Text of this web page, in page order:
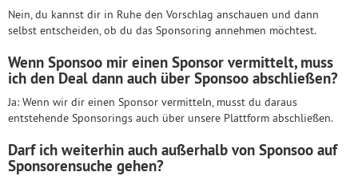
Nein, du kannst dir in Ruhe den Vorschlag anschauen und dann
selbst entscheiden, ob du das Sponsoring annehmen möchtest.
Wenn Sponsoo mir einen Sponsor vermittelt, muss
ich den Deal dann auch über Sponsoo abschließen?
Ja: Wenn wir dir einen Sponsor vermitteln, musst du daraus
entstehende Sponsorings auch über unsere Plattform abschließen.
Darf ich weiterhin auch außerhalb von Sponsoo auf
Sponsorensuche gehen?